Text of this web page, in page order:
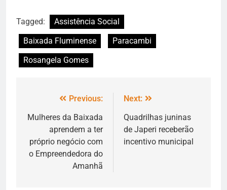
Tagged:
Assistência Social
Baixada Fluminense
Paracambi
Rosangela Gomes
Previous:
Mulheres da Baixada
aprendem a ter
próprio negócio com
o Empreendedora do
Amanhã
Next:
Quadrilhas juninas
de Japeri receberão
incentivo municipal